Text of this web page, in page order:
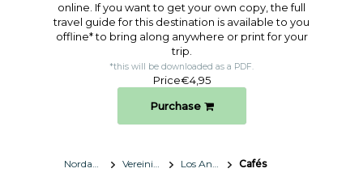
online. If you want to get your own copy, the full
travel guide for this destination is available to you
offline* to bring along anywhere or print for your
trip.​
*this will be downloaded as a PDF.
Price€4,95
Purchase
Nordamerika Vereinigte Staaten Los Angeles, Kalifornien Cafés